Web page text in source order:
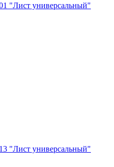
"Лист универсальный"
"Лист универсальный"